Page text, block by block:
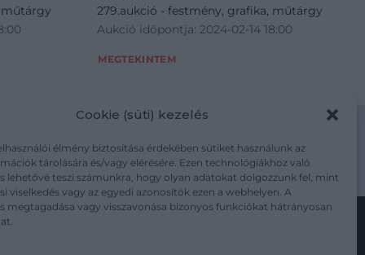
Cookie (süti) kezelés
élmény biztosítása érdekében sütiket használunk az
tárolására és/vagy elérésére. Ezen technológiákhoz való
lehetővé teszi számunkra, hogy olyan adatokat dolgozzunk fel, mint
viselkedés vagy az egyedi azonosítók ezen a webhelyen. A
megtagadása vagy visszavonása bizonyos funkciókat hátrányosan
műtárgy
279.aukció - festmény, grafika, műtárgy
Aukció időpontja: 2024-02-14 18:00
MEGTEKINTEM
adatkezelesi-tajekoztato/